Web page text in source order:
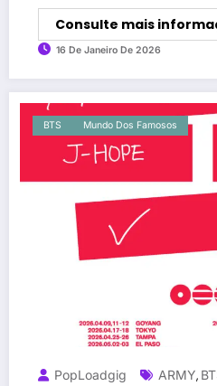
Consulte mais
16 De Janeiro De 2026
BTS Mundo Dos Famosos
PopLoadgig ARMY,